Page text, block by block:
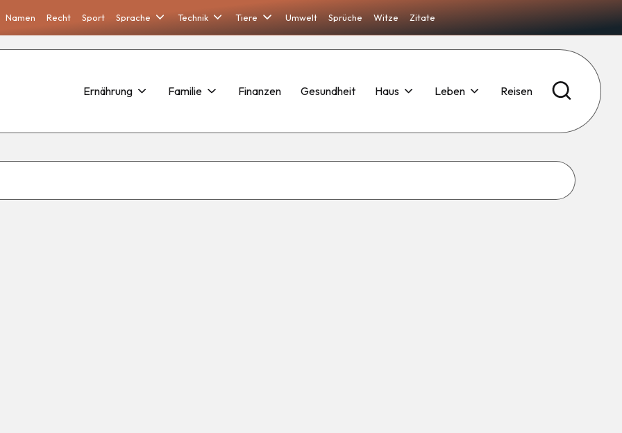
Namen Recht Sport Sprache Technik Tiere Umwelt Sprüche Witze Zitate
Ernährung Familie Finanzen Gesundheit Haus Leben Reisen